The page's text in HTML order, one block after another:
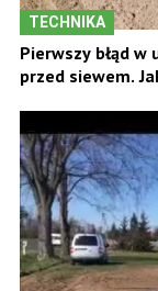
TECHNIKA
Pierwszy błąd
przed siewem.